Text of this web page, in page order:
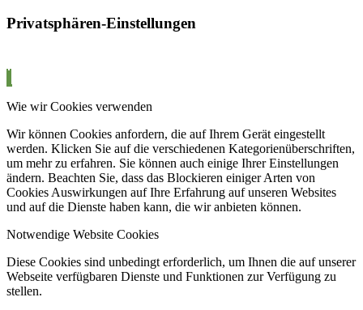
Privatsphären-Einstellungen
Wie wir Cookies verwenden
Wir können Cookies anfordern, die auf Ihrem Gerät eingestellt
werden. Klicken Sie auf die verschiedenen Kategorienüberschriften,
um mehr zu erfahren. Sie können auch einige Ihrer Einstellungen
ändern. Beachten Sie, dass das Blockieren einiger Arten von
Cookies Auswirkungen auf Ihre Erfahrung auf unseren Websites
und auf die Dienste haben kann, die wir anbieten können.
Notwendige Website Cookies
Diese Cookies sind unbedingt erforderlich, um Ihnen die auf unserer
Webseite verfügbaren Dienste und Funktionen zur Verfügung zu
stellen.